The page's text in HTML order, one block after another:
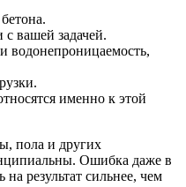
вашей задачей.
водонепроницаемость,
именно к этой
пола и других
Ошибка даже в
результат сильнее, чем